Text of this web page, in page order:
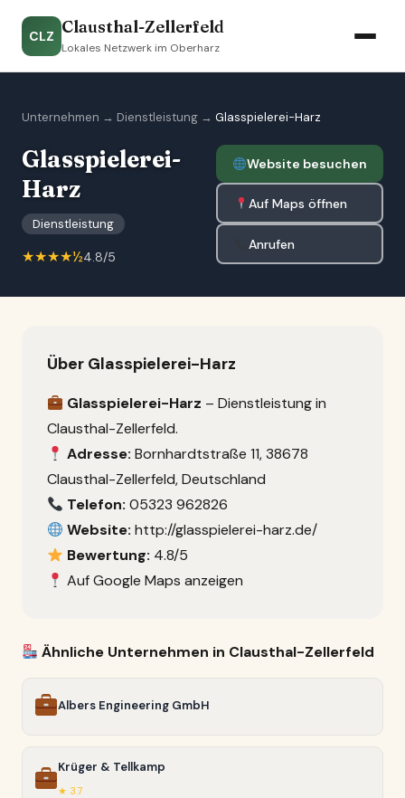
CLZ Clausthal-Zellerfeld
Lokales Netzwerk im Oberharz
Unternehmen → Dienstleistung → Glasspielerei-Harz
Glasspielerei-
Harz
Dienstleistung
★★★★½4.8/5
Website besuchen
Auf Maps öffnen
Anrufen
Über Glasspielerei-Harz
Glasspielerei-Harz – Dienstleistung in
Clausthal-Zellerfeld.
Adresse: Bornhardtstraße 11, 38678
Clausthal-Zellerfeld, Deutschland
Telefon: 05323 962826
Website: http://glasspielerei-harz.de/
Bewertung: 4.8/5
Auf Google Maps anzeigen
Ähnliche Unternehmen in Clausthal-Zellerfeld
Albers Engineering GmbH
Krüger & Tellkamp
★ 3.7